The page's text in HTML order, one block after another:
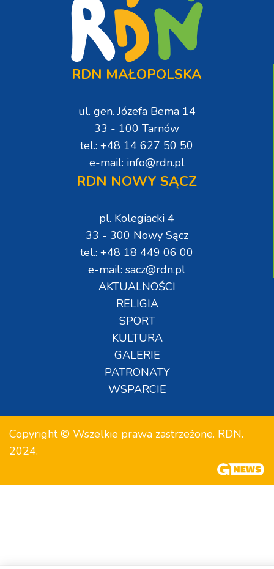
RDN MAŁOPOLSKA
ul. gen. Józefa Bema 14
33 - 100 Tarnów
tel.: +48 14 627 50 50
e-mail: info@rdn.pl
RDN NOWY SĄCZ
pl. Kolegiacki 4
33 - 300 Nowy Sącz
tel.: +48 18 449 06 00
e-mail: sacz@rdn.pl
AKTUALNOŚCI
RELIGIA
SPORT
KULTURA
GALERIE
PATRONATY
WSPARCIE
Copyright © Wszelkie prawa zastrzeżone. RDN.
2024.